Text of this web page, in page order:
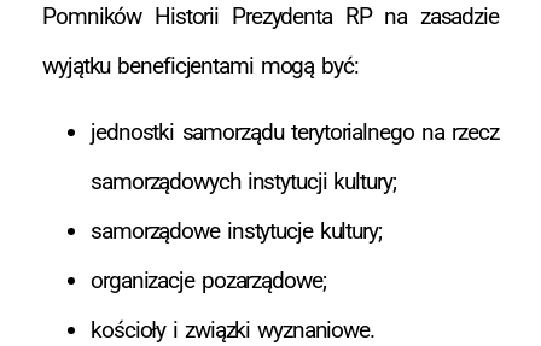
Pomników Historii Prezydenta RP na zasadzie
wyjątku beneficjentami mogą być:
jednostki samorządu terytorialnego na rzecz
samorządowych instytucji kultury;
samorządowe instytucje kultury;
organizacje pozarządowe;
kościoły i związki wyznaniowe.